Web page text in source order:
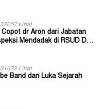
32057 Lihat
dr Aron dari Jabatan
Mendadak di RSUD Dok
31632 Lihat
Band dan Luka Sejarah